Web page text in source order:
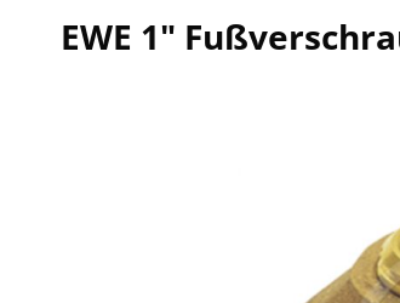
EWE 1"